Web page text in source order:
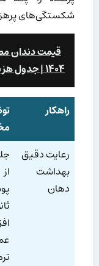
شکستگی‌های
قیمت دندان
۱۴۰۴ | جدول هزینه انواع پروتز + مشاوره رایگان
راهکار
رعایت دقیق
بهداشت
دهان
از